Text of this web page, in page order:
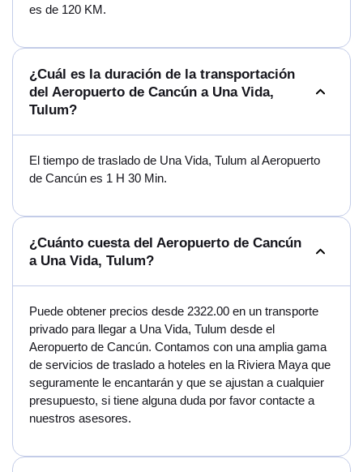
es de 120 KM.
¿Cuál es la duración de la transportación
del Aeropuerto de Cancún a Una Vida,
Tulum?
El tiempo de traslado de Una Vida, Tulum al Aeropuerto
de Cancún es 1 H 30 Min.
¿Cuánto cuesta del Aeropuerto de Cancún
a Una Vida, Tulum?
Puede obtener precios desde 2322.00 en un transporte
privado para llegar a Una Vida, Tulum desde el
Aeropuerto de Cancún. Contamos con una amplia gama
de servicios de traslado a hoteles en la Riviera Maya que
seguramente le encantarán y que se ajustan a cualquier
presupuesto, si tiene alguna duda por favor contacte a
nuestros asesores.